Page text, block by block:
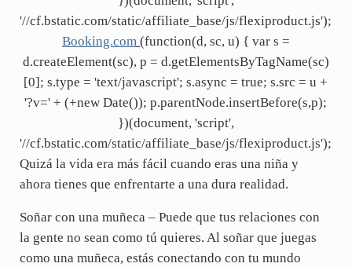
'//cf.bstatic.com/static/affiliate_base/js/flexiproduct.js');
Booking.com (function(d, sc, u) { var s =
d.createElement(sc), p = d.getElementsByTagName(sc)
[0]; s.type = 'text/javascript'; s.async = true; s.src = u +
'?v=' + (+new Date()); p.parentNode.insertBefore(s,p);
})(document, 'script',
'//cf.bstatic.com/static/affiliate_base/js/flexiproduct.js');
Quizá la vida era más fácil cuando eras una niña y
ahora tienes que enfrentarte a una dura realidad.
Soñar con una muñeca – Puede que tus relaciones con
la gente no sean como tú quieres. Al soñar que juegas
como una muñeca, estás conectando con tu mundo